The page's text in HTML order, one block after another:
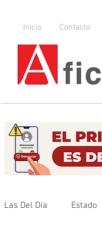
Inicio Contacto
Las Del Día Estado